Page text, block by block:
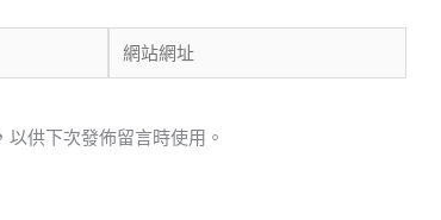
站
址
供下次發佈留言時使用。